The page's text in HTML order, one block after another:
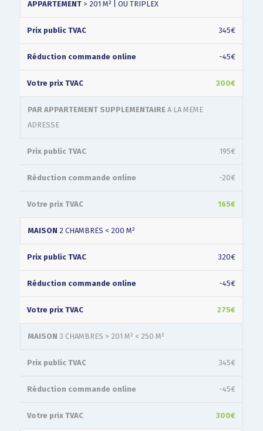
APPARTEMENT> 201 M² | OU TRIPLEX
345€
-45€
300€
PAR APPARTEMENT SUPPLEMENTAIREA LA MEME
ADRESSE
195€
-20€
165€
MAISON 2 CHAMBRES < 200 M²
320€
-45€
275€
MAISON 3 CHAMBRES > 201 M² < 250 M²
345€
-45€
300€